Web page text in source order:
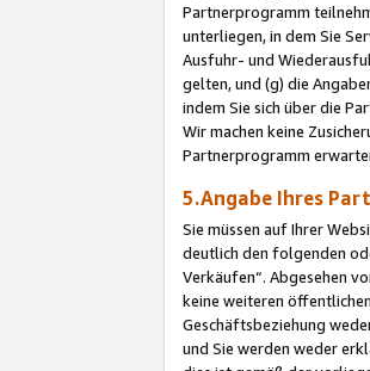
Partnerprogramm
unterliegen, in dem Sie
Ausfuhr- und
gelten, und (g) die
indem Sie sich über die
Wir machen keine
Partnerprogramm
5.Angabe Ihres
Sie müssen auf Ihrer
deutlich den folgenden
Verkäufen“. Abgesehen
keine weiteren
Geschäftsbeziehung
und Sie werden weder